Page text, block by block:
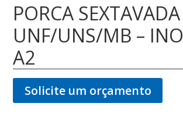
PORCA SEXTAVADA
UNF/UNS/MB –
A2
Solicite um orçamento